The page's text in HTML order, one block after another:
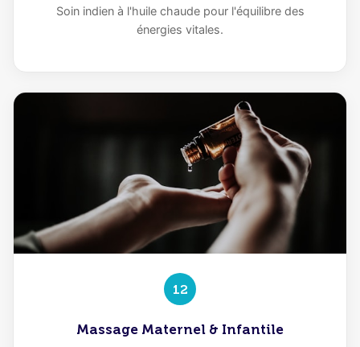
Soin indien à l'huile chaude pour l'équilibre des
énergies vitales.
12
Massage Maternel & Infantile